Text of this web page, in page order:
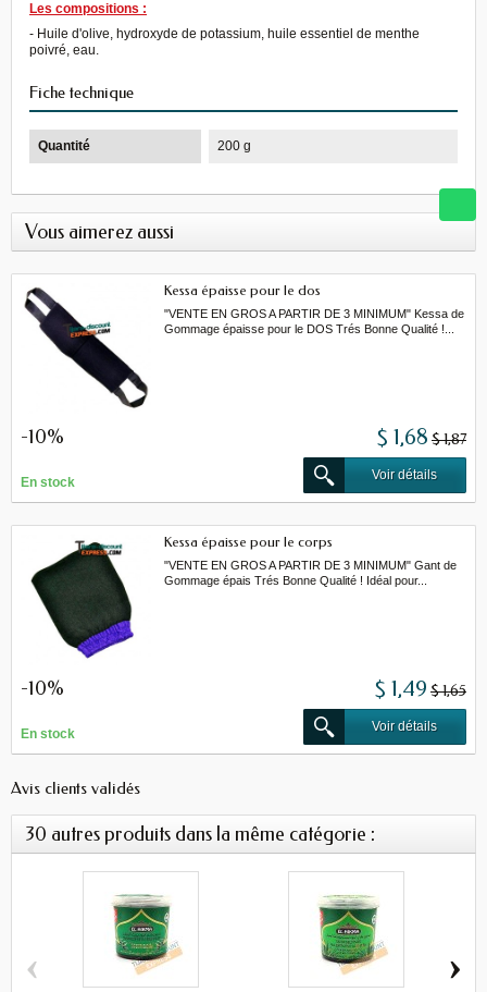
Les compositions :
- Huile d'olive, hydroxyde de potassium, huile essentiel de menthe
poivré, eau.
Fiche technique
Quantité 200 g
Vous aimerez aussi
Kessa épaisse pour le dos
"VENTE EN GROS A PARTIR DE 3 MINIMUM" Kessa de
Gommage épaisse pour le DOS Trés Bonne Qualité !...
-10% $ 1,68 $ 1,87
En stock
Voir détails
Kessa épaisse pour le corps
"VENTE EN GROS A PARTIR DE 3 MINIMUM" Gant de
Gommage épais Trés Bonne Qualité ! Idéal pour...
-10% $ 1,49 $ 1,65
En stock
Voir détails
Avis clients validés
30 autres produits dans la même catégorie :
‹ ›